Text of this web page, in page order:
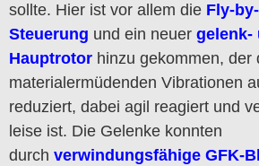
sollte. Hier ist vor allem die Fly-
Steuerung und ein neuer gelenk-
Hauptrotor hinzu gekommen, der
materialermüdenden Vibrationen
reduziert, dabei agil reagiert und
leise ist. Die Gelenke konnten
durch verwindungsfähige GFK-